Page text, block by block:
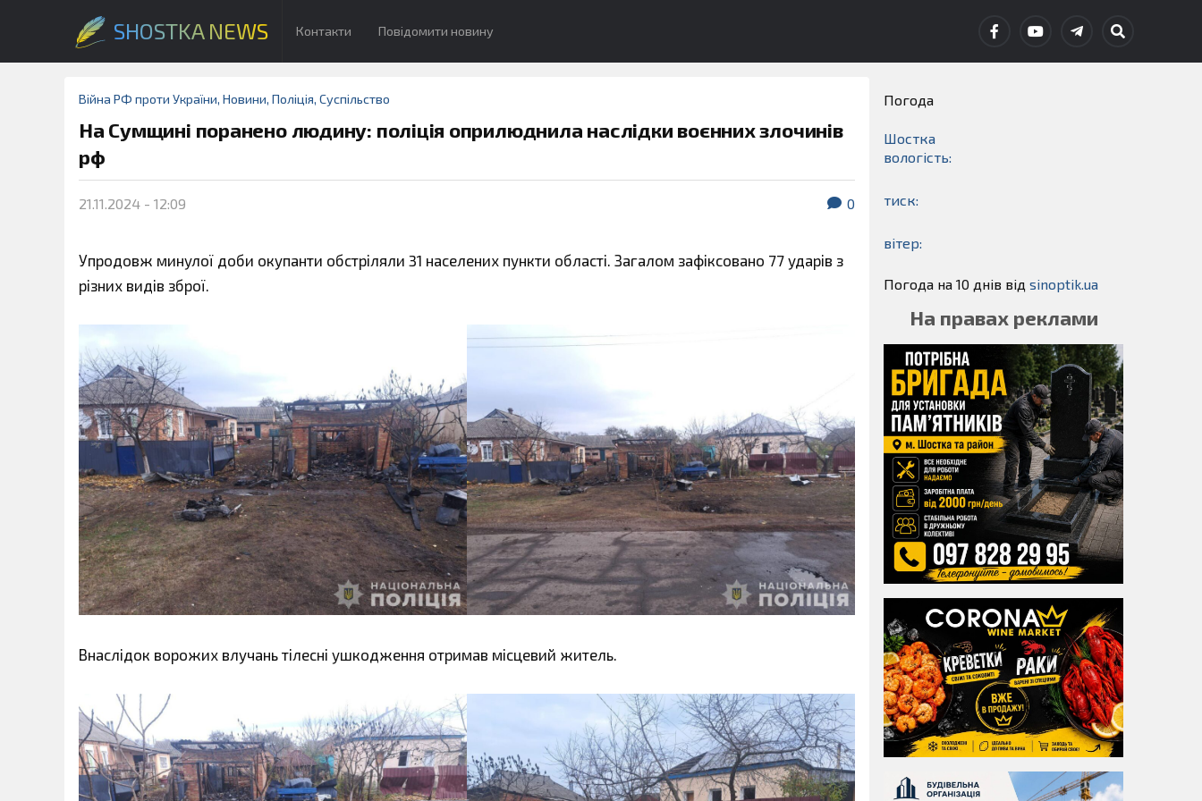
SHOSTKA NEWS Контакти Повідомити новину
Війна РФ проти України, Новини, Поліція, Суспільство
На Сумщині поранено людину: поліція оприлюднила наслідки воєнних злочинів
рф
21.11.2024 - 12:09 0
Упродовж минулої доби окупанти обстріляли 31 населених пункти області. Загалом зафіксовано 77 ударів з
різних видів зброї.
Внаслідок ворожих влучань тілесні ушкодження отримав місцевий житель.
Погода
Шостка
вологість:
тиск:
вітер:
Погода на 10 днів від sinoptik.ua
На правах реклами